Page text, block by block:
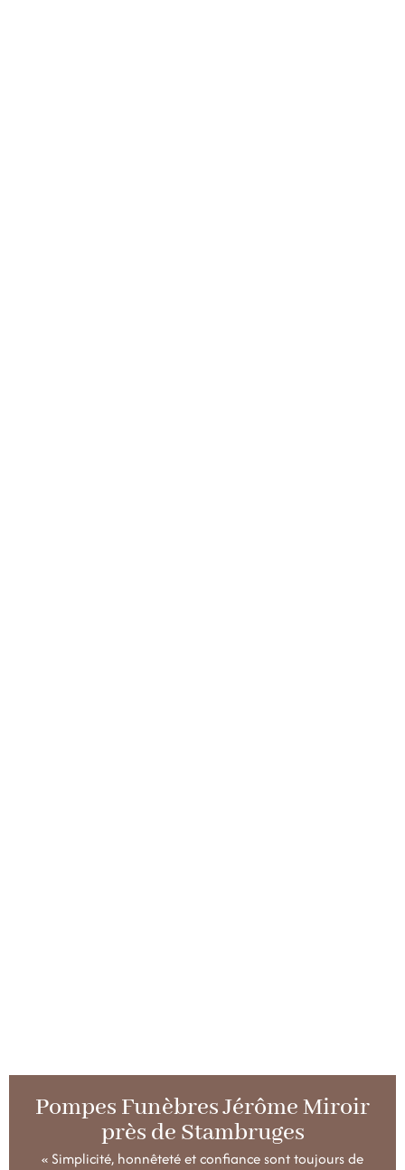
Pompes Funèbres Jérôme Miroir
près de Stambruges
« Simplicité, honnêteté et confiance sont toujours de